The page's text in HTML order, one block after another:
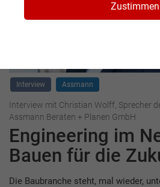
Interview Assmann
Interview mit Christian Wolff, Sprecher
Assmann Beraten + Planen GmbH
Engineering im
Bauen für die
Die Baubranche steht, mal wieder,
Zustimmen